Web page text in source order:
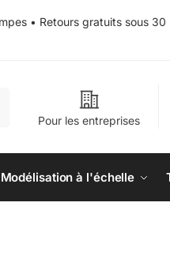
• Retours gratuits sous 30
Pour les entreprises
Modélisation à l'échelle